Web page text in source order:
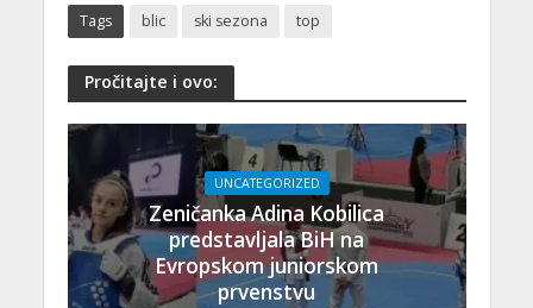
Tags blic ski sezona top
Pročitajte i ovo:
UNCATEGORIZED
Zeničanka Adina Kobilica
predstavljala BiH na
Evropskom juniorskom
prvenstvu